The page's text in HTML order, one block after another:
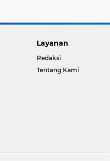
Layanan
Redaksi
Tentang Kami